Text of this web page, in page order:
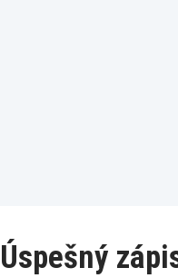
Úspešný